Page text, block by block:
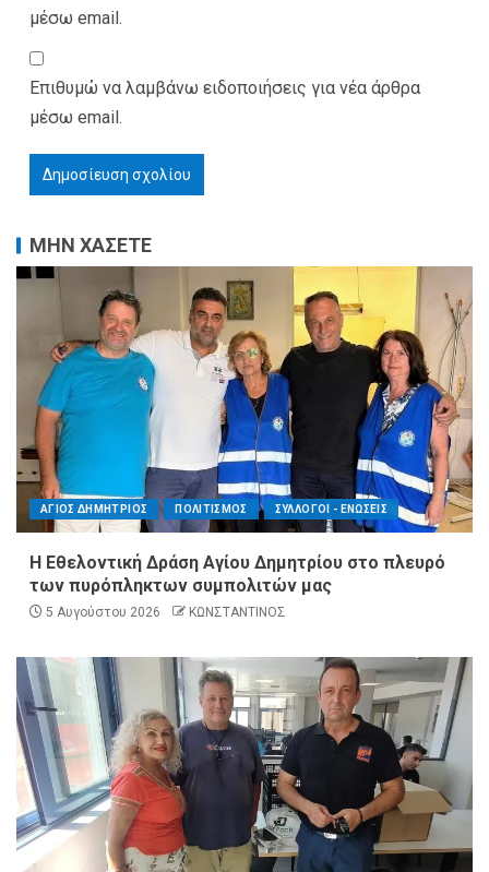
μέσω email.
Επιθυμώ να λαμβάνω ειδοποιήσεις για νέα άρθρα
μέσω email.
ΜΗΝ ΧΑΣΕΤΕ
ΑΓΙΟΣ ΔΗΜΗΤΡΙΟΣ ΠΟΛΙΤΙΣΜΟΣ ΣΥΛΛΟΓΟΙ - ΕΝΩΣΕΙΣ
Η Εθελοντική Δράση Αγίου Δημητρίου στο πλευρό
των πυρόπληκτων συμπολιτών μας
5 Αυγούστου 2026 ΚΩΝΣΤΑΝΤΙΝΟΣ